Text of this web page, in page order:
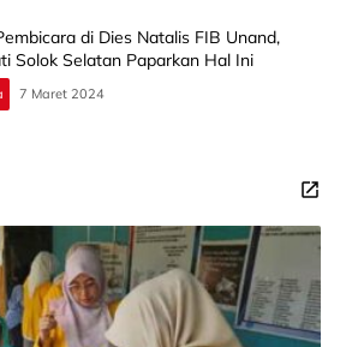
di Dies Natalis FIB Unand,
Solok Selatan Paparkan Hal Ini
7 Maret 2024